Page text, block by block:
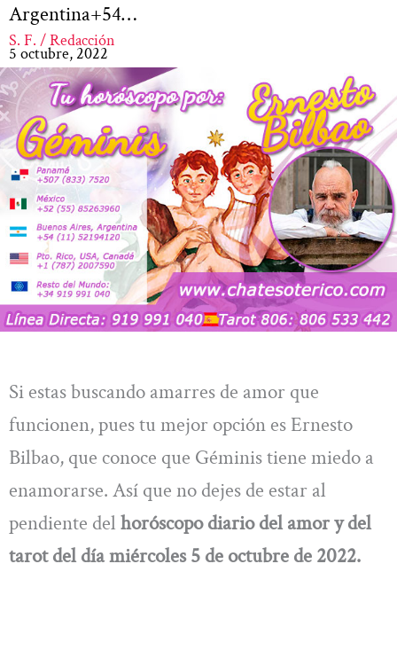
Argentina+54…
S. F. / Redacción
5 octubre, 2022
Si estas buscando amarres de amor que
funcionen, pues tu mejor opción es Ernesto
Bilbao, que conoce que Géminis tiene miedo a
enamorarse. Así que no dejes de estar al
pendiente del horóscopo diario del amor y del
tarot del día miércoles 5 de octubre de 2022.